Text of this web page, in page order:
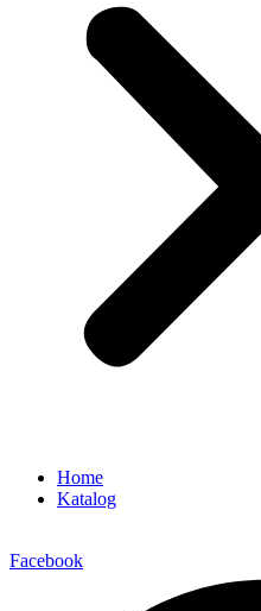
Home
Katalog
Facebook